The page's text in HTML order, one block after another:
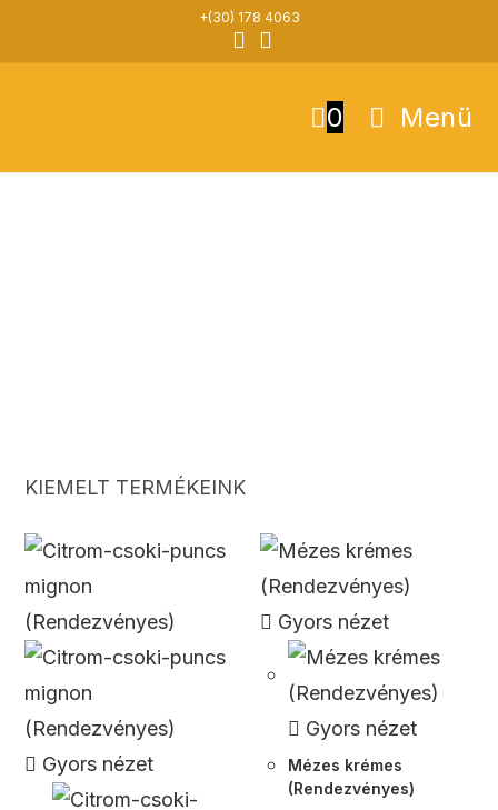
+(30) 178 4063
0 Menü
KIEMELT TERMÉKEINK
Gyors nézet
Gyors nézet
Gyors nézet
Mézes krémes
(Rendezvényes)